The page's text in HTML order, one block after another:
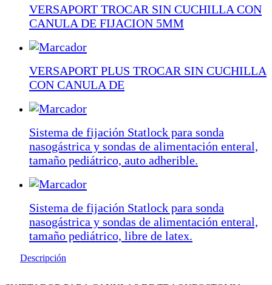
VERSAPORT TROCAR SIN CUCHILLA CON
CANULA DE FIJACION 5MM
VERSAPORT PLUS TROCAR SIN CUCHILLA
CON CANULA DE
Sistema de fijación Statlock para sonda
nasogástrica y sondas de alimentación enteral,
tamaño pediátrico, auto adherible.
Sistema de fijación Statlock para sonda
nasogástrica y sondas de alimentación enteral,
tamaño pediátrico, libre de latex.
Descripción